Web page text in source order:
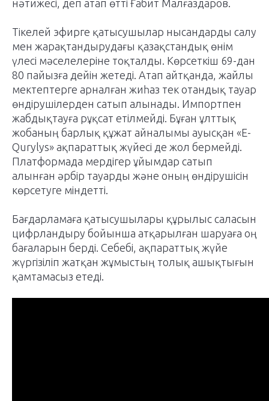
нәтижесі, деп атап өтті Ғабит Малғаздаров.
Тікелей эфирге қатысушылар нысандарды салу
мен жарақтандырудағы қазақстандық өнім
үлесі мәселелеріне тоқталды. Көрсеткіш 69-дан
80 пайызға дейін жетеді. Атап айтқанда, жайлы
мектептерге арналған жиһаз тек отандық тауар
өндірушілерден сатып алынады. Импортпен
жабдықтауға рұқсат етілмейді. Бұған ұлттық
жобаның барлық құжат айналымы ауысқан «Е-
Qurylys» ақпараттық жүйесі де жол бермейді.
Платформада мердігер ұйымдар сатып
алынған әрбір тауарды және оның өндірушісін
көрсетуге міндетті.
Бағдарламаға қатысушылары құрылыс саласын
цифрландыру бойынша атқарылған шаруаға оң
бағаларын берді. Себебі, ақпараттық жүйе
жүргізіліп жатқан жұмыстың толық ашықтығын
қамтамасыз етеді.